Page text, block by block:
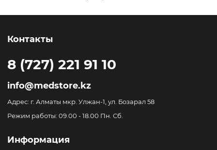
Контакты
8 (727) 221 91 10
info@medstore.kz
Адрес: г. Алматы мкр. Улжан-1, ул. Бозарал 58
Режим работы: 09.00 - 18.00 Пн. Сб.
Информация